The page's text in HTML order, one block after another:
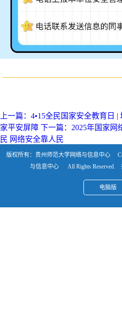
上一篇：4•15全民国家安全教育日
家平安屏障 下一篇：2025年国家网
民 网络安全靠人民
版权所有：贵州师范大学网络与信息中心
与信息中心 All Rights Reserved.
电脑版